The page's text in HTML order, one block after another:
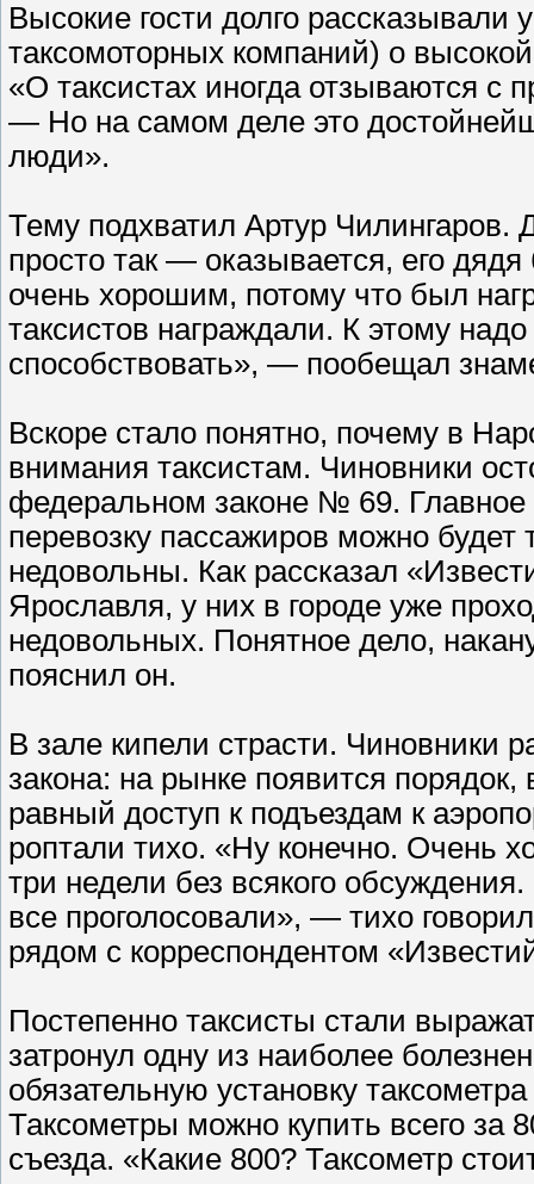
Высокие гости долго
таксомоторных компаний) о
«О таксистах иногда отзываются
— Но на самом деле это
люди».
Тему подхватил Артур Чилингаров.
просто так — оказывается, его
очень хорошим, потому что был
таксистов награждали. К этому
способствовать», — пообещал
Вскоре стало понятно, почему в
внимания таксистам. Чиновники
федеральном законе № 69.
перевозку пассажиров можно будет
недовольны. Как рассказал
Ярославля, у них в городе уже
недовольных. Понятное дело,
пояснил он.
В зале кипели страсти. Чиновники
закона: на рынке появится
равный доступ к подъездам к
роптали тихо. «Ну конечно. Очень
три недели без всякого
все проголосовали», — тихо
рядом с корреспондентом
Постепенно таксисты стали
затронул одну из наиболее
обязательную установку
Таксометры можно купить всего за
съезда. «Какие 800? Таксометр